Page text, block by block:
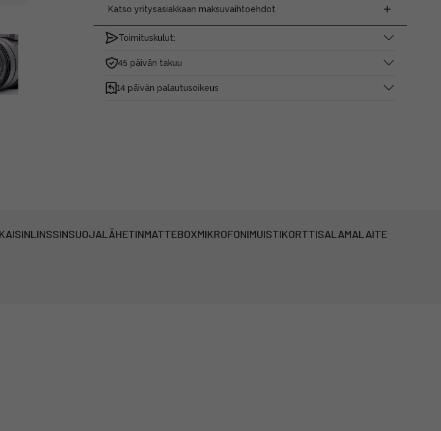
Katso yritysasiakkaan maksuvaihtoehdot
Toimituskulut:
45 päivän takuu
14 päivän palautusoikeus
LINSSINSUOJALÄHETINMATTEBOXMIKROFONIMUISTIKORTTISALAMALAITE